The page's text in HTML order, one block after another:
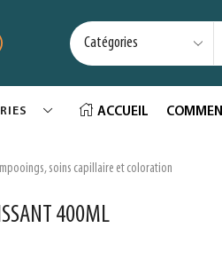
ACCUEIL
soins capillaire et coloration
400ML